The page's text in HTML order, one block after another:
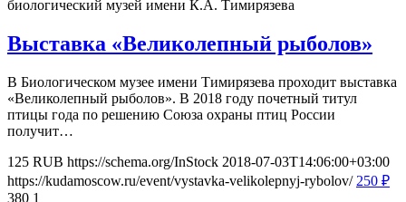
биологический музей имени К.А. Тимирязева
Выставка «Великолепный рыболов»
В Биологическом музее имени Тимирязева проходит выставка
«Великолепный рыболов». В 2018 году почетный титул
птицы года по решению Союза охраны птиц России
получит…
125 RUB https://schema.org/InStock 2018-07-03T14:06:00+03:00
https://kudamoscow.ru/event/vystavka-velikolepnyj-rybolov/ 250 ₽
380 1